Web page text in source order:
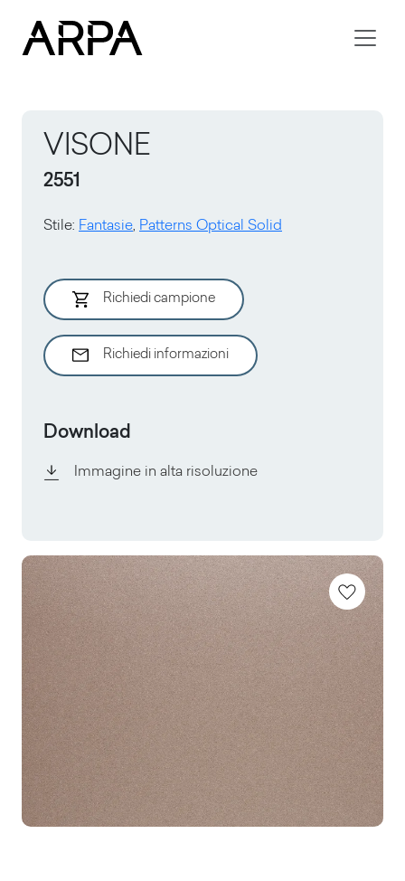
VISONE
2551
Stile: Fantasie, Patterns Optical Solid
Richiedi campione
Richiedi informazioni
Download
Immagine in alta risoluzione